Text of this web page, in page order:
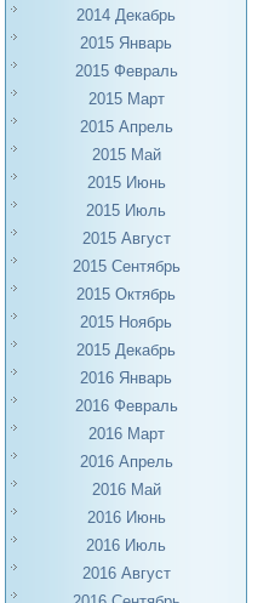
2014 Декабрь
2015 Январь
2015 Февраль
2015 Март
2015 Апрель
2015 Май
2015 Июнь
2015 Июль
2015 Август
2015 Сентябрь
2015 Октябрь
2015 Ноябрь
2015 Декабрь
2016 Январь
2016 Февраль
2016 Март
2016 Апрель
2016 Май
2016 Июнь
2016 Июль
2016 Август